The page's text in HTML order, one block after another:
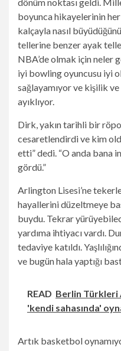
boyunca hikayelerinin
kalçayla nasıl
tellerine benzer ayak
NBA’de olmak için
iyi bowling oyuncusu iyi
sağlayamıyor ve kişilik
ayıklıyor.
Dirk, yakın tarihli bir
cesaretlendirdi ve kim
etti” dedi. “O anda bana
gördü.”
Arlington Lisesi’ne
hayallerini düzeltmeye
buydu. Tekrar
yardıma ihtiyacı vardı.
tedaviye katıldı.
ve bugün hala yaptığı
READ Berlin Türkleri
'kendi sahasında'
Artık basketbol